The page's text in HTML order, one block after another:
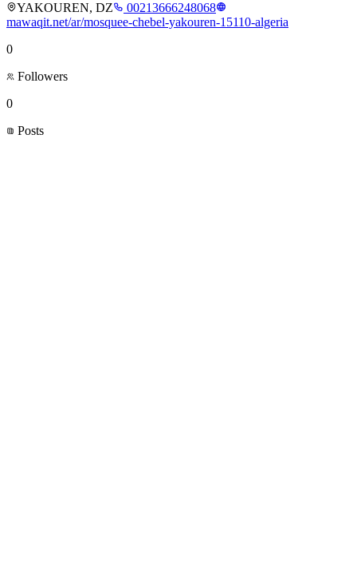
YAKOUREN, DZ
00213666248068
mawaqit.net/ar/mosquee-chebel-yakouren-15110-algeria
0
Followers
0
Posts